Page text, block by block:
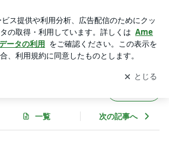
て ブログの更新通知
を受け取りまし
開く
一覧 次の記事へ